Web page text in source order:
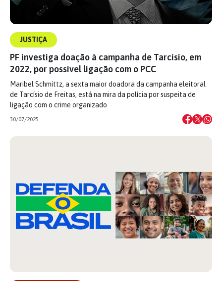
JUSTIÇA
PF investiga doação à campanha de Tarcísio, em
2022, por possível ligação com o PCC
Maribel Schmittz, a sexta maior doadora da campanha eleitoral
de Tarcísio de Freitas, está na mira da polícia por suspeita de
ligação com o crime organizado
30/07/2025